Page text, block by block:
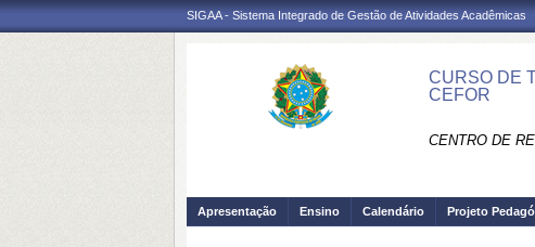
SIGAA - Sistema Integrado de Gestão de Atividades Acadêmicas
CURSO DE
CEFOR
CENTRO DE
Apresentação Ensino Calendário Projeto